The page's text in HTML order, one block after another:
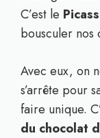
C’est le
bousculer nos
Avec eux, on
s’arrête pour
faire unique.
du chocolat